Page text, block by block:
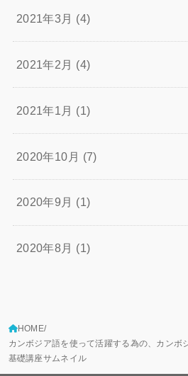
2021年3月 (4)
2021年2月 (4)
2021年1月 (1)
2020年10月 (7)
2020年9月 (1)
2020年8月 (1)
HOME
カンボジア語を使って活躍する為の、カンボ
基礎講座サムネイル